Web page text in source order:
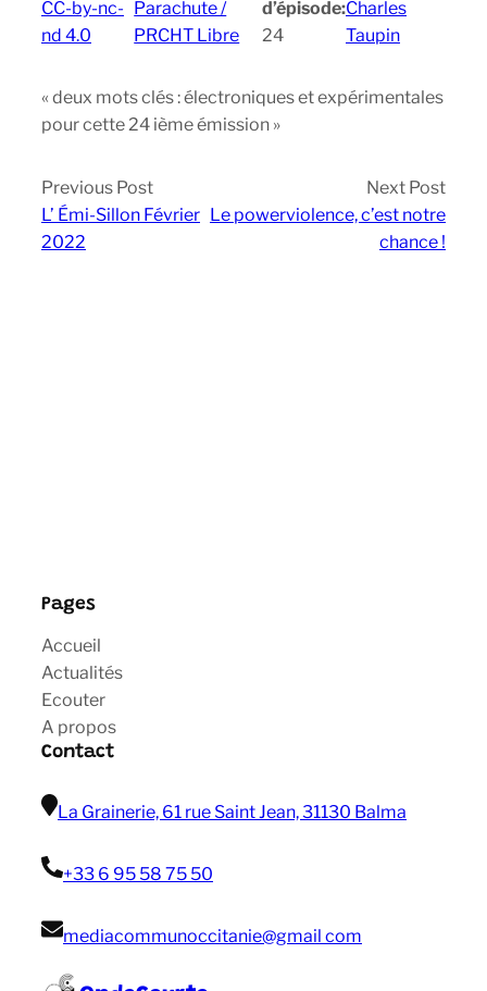
CC-by-nc-
nd 4.0
Parachute /
PRCHT Libre
d’épisode:
24
Charles
Taupin
« deux mots clés : électroniques et expérimentales
pour cette 24 ième émission »
Previous Post
L’ Émi-Sillon Février
2022
Next Post
Le powerviolence, c’est notre
chance !
Pages
Accueil
Actualités
Ecouter
A propos
Contact
La Grainerie, 61 rue Saint Jean, 31130 Balma
+33 6 95 58 75 50
mediacommunoccitanie@gmail com